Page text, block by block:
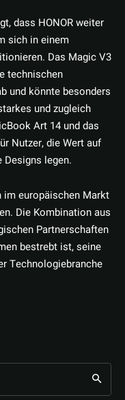
dass HONOR weiter
sich in einem
Das Magic V3
technischen
und könnte besonders
und zugleich
Art 14 und das
Nutzer, die Wert auf
Designs legen.
im europäischen Markt
Die Kombination aus
Partnerschaften
bestrebt ist, seine
Technologiebranche